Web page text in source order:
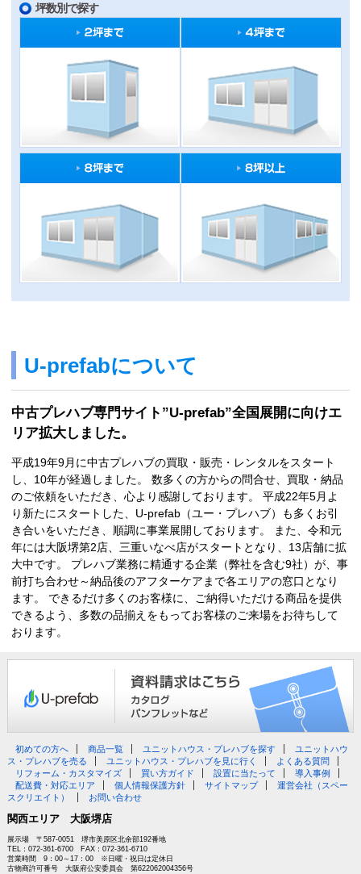
坪数別で探す
U-prefabについて
中古プレハブ専門サイト”U-prefab”全国展開に向けエ
リア拡大しました。
平成19年9月に中古プレハブの買取・販売・レンタルをスタート
し、10年が経過しました。 数多くの方からの問合せ、買取・納品
のご依頼をいただき、心より感謝しております。 平成22年5月よ
り新たにスタートした、U-prefab（ユー・プレハブ）も多くお引
き合いをいただき、順調に事業展開しております。 また、令和元
年には大阪堺第2店、三重いなべ店がスタートとなり、13店舗に拡
大中です。 プレハブ業務に精通する企業（弊社を含む9社）が、事
前打ち合わせ～納品後のアフターケアまで各エリアの窓口となり
ます。 できるだけ多くのお客様に、ご納得いただける商品を提供
できるよう、多数の品揃えをもってお客様のご来場をお待ちして
おります。
初めての方へ 商品一覧 ユニットハウス・プレハブを探す
ユニットハウ
ス・プレハブを売る
ユニットハウス・プレハブを見に行く
よくある質問
リフォーム・カスタマイズ
買い方ガイド 設置に当たって
導入事例
配送費・対応エリア
個人情報保護方針 サイトマップ
運営会社（スペー
スクリエイト）
お問い合わせ
関西エリア 大阪堺店
展示場 〒587-0051 堺市美原区北余部192番地
TEL：072-361-6700 FAX：072-361-6710
営業時間 9：00～17：00 ※日曜・祝日は定休日
古物商許可番号 大阪府公安委員会 第622062004356号